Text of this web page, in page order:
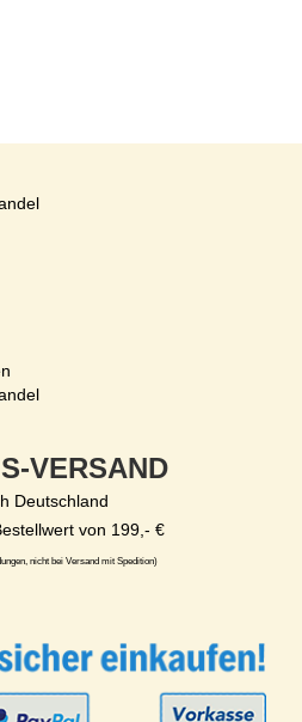
VERSAND
Deutschland
von 199,- €
nicht bei Versand mit Spedition)